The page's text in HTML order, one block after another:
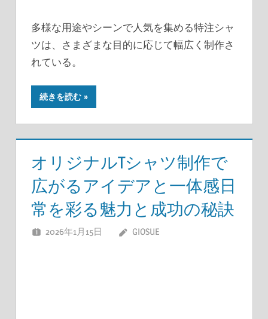
多様な用途やシーンで人気を集める特注シャ
ツは、さまざまな目的に応じて幅広く制作さ
れている。
続きを読む
オリジナルTシャツ制作で
広がるアイデアと一体感日
常を彩る魅力と成功の秘訣
2026年1月15日 GIOSUE